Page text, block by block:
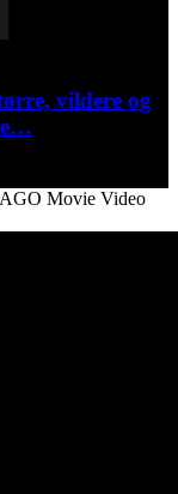
vildere og
Movie Video